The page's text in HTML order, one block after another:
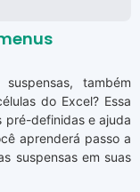
também
do Excel? Essa
pré-definidas e ajuda
aprenderá passo a
suspensas em suas